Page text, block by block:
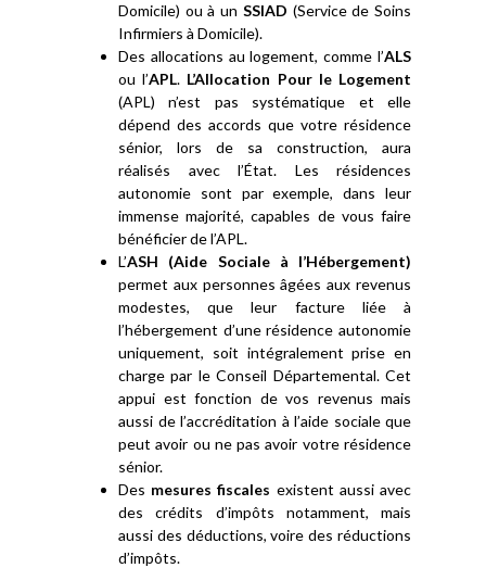
Domicile) ou à un SSIAD (Service de Soins
Infirmiers à Domicile).
Des allocations au logement, comme l’ALS
ou l’APL. L’Allocation Pour le Logement
(APL) n’est pas systématique et elle
dépend des accords que votre résidence
sénior, lors de sa construction, aura
réalisés avec l’État. Les résidences
autonomie sont par exemple, dans leur
immense majorité, capables de vous faire
bénéficier de l’APL.
L’ASH (Aide Sociale à l’Hébergement)
permet aux personnes âgées aux revenus
modestes, que leur facture liée à
l’hébergement d’une résidence autonomie
uniquement, soit intégralement prise en
charge par le Conseil Départemental. Cet
appui est fonction de vos revenus mais
aussi de l’accréditation à l’aide sociale que
peut avoir ou ne pas avoir votre résidence
sénior.
Des mesures fiscales existent aussi avec
des crédits d’impôts notamment, mais
aussi des déductions, voire des réductions
d’impôts.